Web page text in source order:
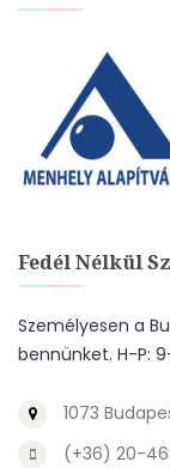
Fedél Nélkül
Személyesen a
bennünket. H-P:
1073
(+36) 20-